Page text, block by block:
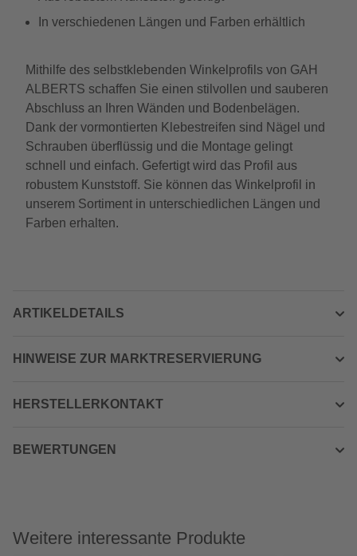
In verschiedenen Längen und Farben erhältlich
Mithilfe des selbstklebenden Winkelprofils von GAH
ALBERTS schaffen Sie einen stilvollen und sauberen
Abschluss an Ihren Wänden und Bodenbelägen.
Dank der vormontierten Klebestreifen sind Nägel und
Schrauben überflüssig und die Montage gelingt
schnell und einfach. Gefertigt wird das Profil aus
robustem Kunststoff. Sie können das Winkelprofil in
unserem Sortiment in unterschiedlichen Längen und
Farben erhalten.
ARTIKELDETAILS
HINWEISE ZUR MARKTRESERVIERUNG
HERSTELLERKONTAKT
BEWERTUNGEN
Weitere interessante Produkte